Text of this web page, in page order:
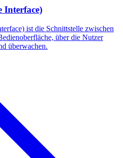
Interface)
ist die Schnittstelle zwischen
über die Nutzer
überwachen.